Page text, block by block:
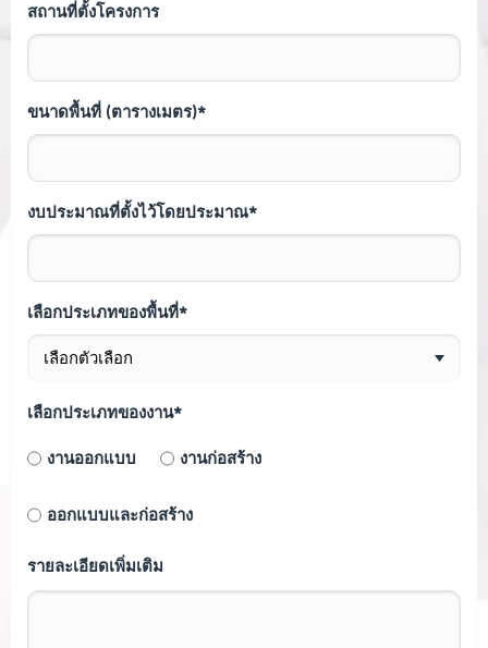
สถานที่ตั้งโครงการ
ขนาดพื้นที่ (ตารางเมตร)*
งบประมาณที่ตั้งไว้โดยประมาณ*
เลือกประเภทของพื้นที่*
เลือกประเภทของงาน*
งานออกแบบ งานก่อสร้าง
ออกแบบและก่อสร้าง
รายละเอียดเพิ่มเติม